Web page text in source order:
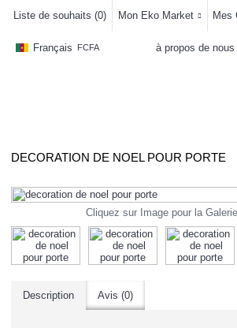
Liste de souhaits (0) Mon Eko Market Mes
Français FCFA à propos de nous
DECORATION DE NOEL POUR PORTE
Cliquez sur Image pour la Galerie
Description Avis (0)